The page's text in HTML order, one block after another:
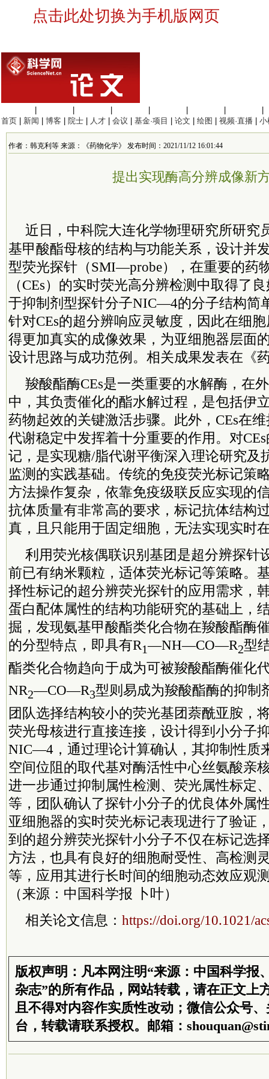
点击此处切换为手机版网页
首页
新闻 博客 院士 人才 会议 基金·项目 论文 绘图 视频·直播 小
作者：韩克利等 来源：《药物化学》 发布时间：2021/11/12 16:01:44
提出实现酶高分辨成像新
近日， 中科院大连化学物理研究所研究
基甲酸酯母核的结构与功能关系，设计并
型荧光探针（SMI—probe），在重要的药
（CEs）的实时荧光高分辨检测中取得了
于抑制剂型探针分子NIC—4的分子结构简
针对CEs的超分辨响应灵敏度，因此在细
得更加真实的成像效果，为亚细胞器层面
设计思路与成功范例。 相关成果发表在《
羧酸酯酶CEs是一类重要的水解酶，在
中，其负责催化的酯水解过程，是包括伊
药物起效的关键激活步骤。此外，CEs在
代谢稳定中发挥着十分重要的作用。对
记，是实现糖/脂代谢平衡深入理论研究及
监测的实践基础。传统的免疫荧光标记策
方法操作复杂，依靠免疫级联反应实现的
抗体质量有非常高的要求，标记抗体结构
真，且只能用于固定细胞，无法实现实时
利用荧光核偶联识别基团是超分辨探针
前已有纳米颗粒，适体荧光标记等策略。
择性标记的超分辨荧光探针的应用需求，
蛋白配体属性的结构功能研究的基础上，
掘，发现氨基甲酸酯类化合物在羧酸酯酶
的分型特点，即具有R1—NH—CO—R2型
酯类化合物趋向于成为可被羧酸酯酶催化
NR2—CO—R3型则易成为羧酸酯酶的抑制
团队选择结构较小的荧光基团萘酰亚胺，
荧光母核进行直接连接，设计得到小分子
NIC—4，通过理论计算确认，其抑制性质
空间位阻的取代基对酶活性中心丝氨酸亲
进一步通过抑制属性检测、荧光属性标定
等，团队确认了探针小分子的优良体外属
亚细胞器的实时荧光标记表现进行了验证
到的超分辨荧光探针小分子不仅在标记选
方法，也具有良好的细胞耐受性、高检测
等，应用其进行长时间的细胞动态效应观
（来源：中国科学报 卜叶）
相关论文信息： https://doi.org/10.1021/
版权声明：凡本网注明“来源：中国科学报
杂志”的所有作品，网站转载，请在正文上
且不得对内容作实质性改动；微信公众号
台，转载请联系授权。邮箱：